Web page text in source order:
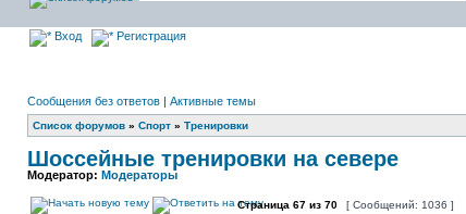
Вход Регистрация
Сообщения без ответов | Активные темы
Список форумов » Спорт » Тренировки
Шоссейные тренировки на севере
Модератор: Модераторы
Страница 67 из 70 [ Сообщений: 1036 ]